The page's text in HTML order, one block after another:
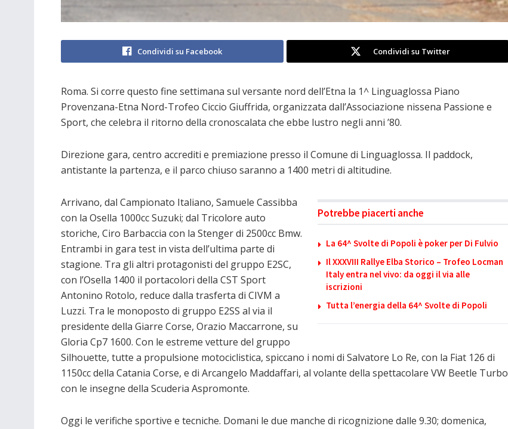
Condividi su Facebook Condividi su Twitter
Roma. Si corre questo fine settimana sul versante nord dell’Etna la 1^ Linguaglossa Piano
Provenzana-Etna Nord-Trofeo Ciccio Giuffrida, organizzata dall’Associazione nissena Passione e
Sport, che celebra il ritorno della cronoscalata che ebbe lustro negli anni ’80.
Direzione gara, centro accrediti e premiazione presso il Comune di Linguaglossa. Il paddock,
antistante la partenza, e il parco chiuso saranno a 1400 metri di altitudine.
Potrebbe piacerti anche
La 64^ Svolte di Popoli è poker per Di Fulvio
Il XXXVIII Rallye Elba Storico – Trofeo Locman
Italy entra nel vivo: da oggi il via alle
iscrizioni
Tutta l’energia della 64^ Svolte di Popoli
Arrivano, dal Campionato Italiano, Samuele Cassibba
con la Osella 1000cc Suzuki; dal Tricolore auto
storiche, Ciro Barbaccia con la Stenger di 2500cc Bmw.
Entrambi in gara test in vista dell’ultima parte di
stagione. Tra gli altri protagonisti del gruppo E2SC,
con l’Osella 1400 il portacolori della CST Sport
Antonino Rotolo, reduce dalla trasferta di CIVM a
Luzzi. Tra le monoposto di gruppo E2SS al via il
presidente della Giarre Corse, Orazio Maccarrone, su
Gloria Cp7 1600. Con le estreme vetture del gruppo
Silhouette, tutte a propulsione motociclistica, spiccano i nomi di Salvatore Lo Re, con la Fiat 126 di
1150cc della Catania Corse, e di Arcangelo Maddaffari, al volante della spettacolare VW Beetle Turbo
con le insegne della Scuderia Aspromonte.
Oggi le verifiche sportive e tecniche. Domani le due manche di ricognizione dalle 9.30; domenica,